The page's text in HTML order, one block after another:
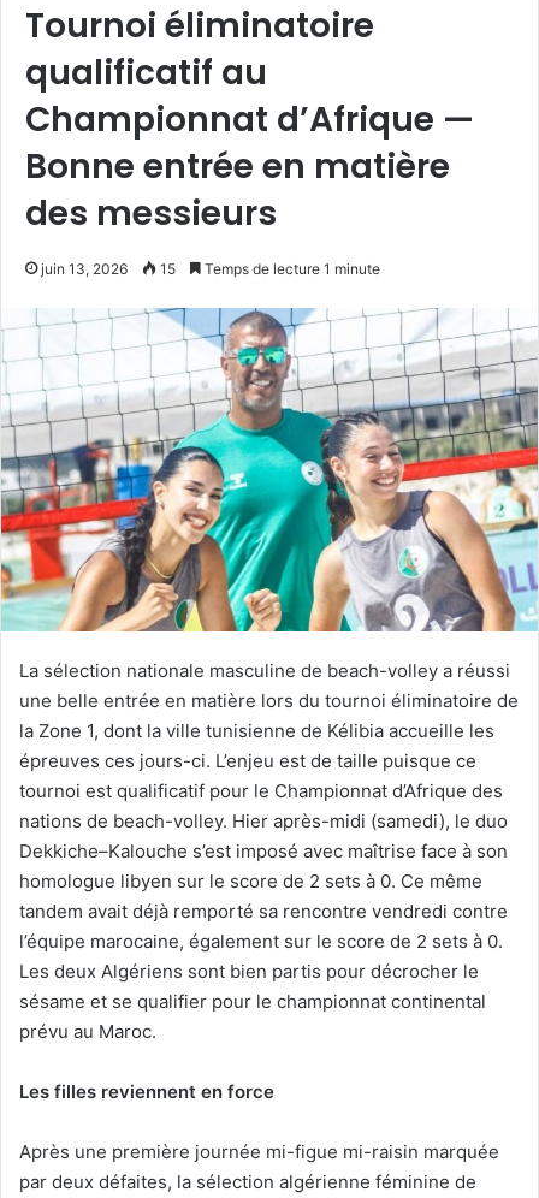
Tournoi éliminatoire
qualificatif au
Championnat d’Afrique —
Bonne entrée en matière
des messieurs
juin 13, 2026 15 Temps de lecture 1 minute
La sélection nationale masculine de beach-volley a réussi
une belle entrée en matière lors du tournoi éliminatoire de
la Zone 1, dont la ville tunisienne de Kélibia accueille les
épreuves ces jours-ci. L’enjeu est de taille puisque ce
tournoi est qualificatif pour le Championnat d’Afrique des
nations de beach-volley. Hier après-midi (samedi), le duo
Dekkiche–Kalouche s’est imposé avec maîtrise face à son
homologue libyen sur le score de 2 sets à 0. Ce même
tandem avait déjà remporté sa rencontre vendredi contre
l’équipe marocaine, également sur le score de 2 sets à 0.
Les deux Algériens sont bien partis pour décrocher le
sésame et se qualifier pour le championnat continental
prévu au Maroc.
Les filles reviennent en force
Après une première journée mi-figue mi-raisin marquée
par deux défaites, la sélection algérienne féminine de